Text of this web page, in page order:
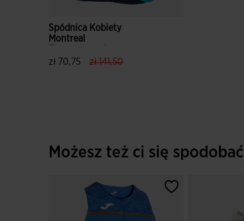
Spódnica Kobiety
Montreal
Turkusowy Granatowy
zł 70,75 label.price.reduced.from
zł 141,50label.price.to
Możesz też ci się spodobać